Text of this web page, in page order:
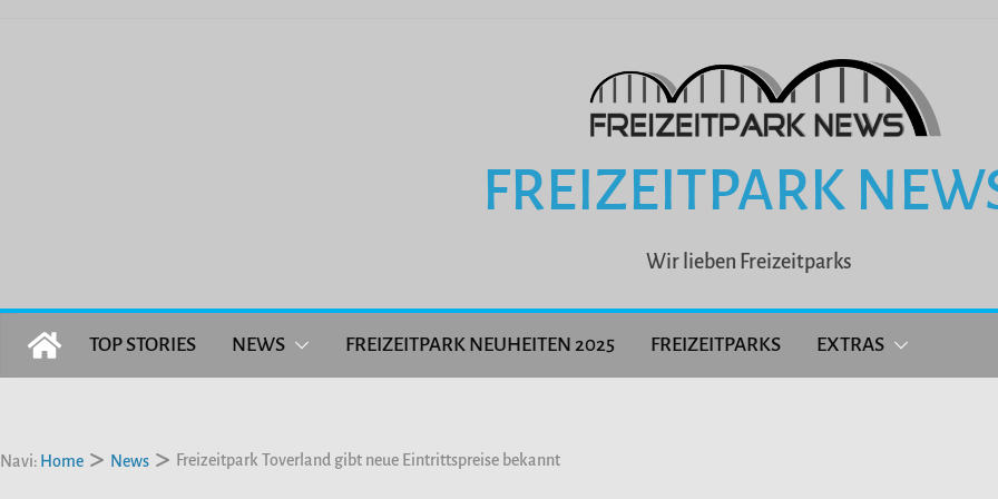
FREIZEITPARK
Wir lieben Freizeitparks
TOP STORIES NEWS FREIZEITPARK NEUHEITEN 2025 FREIZEITPARKS EXTRAS
Navi: Home News Freizeitpark Toverland gibt neue Eintrittspreise bekannt